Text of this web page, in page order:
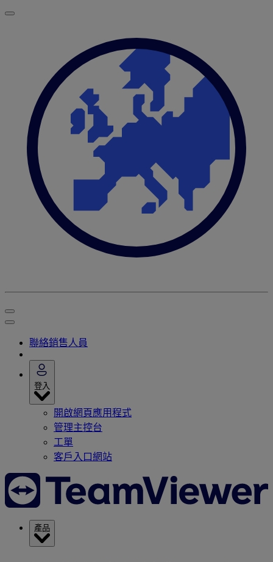
聯絡銷售人員
登入
開啟網頁應用程式
管理主控台
工單
客戶入口網站
產品